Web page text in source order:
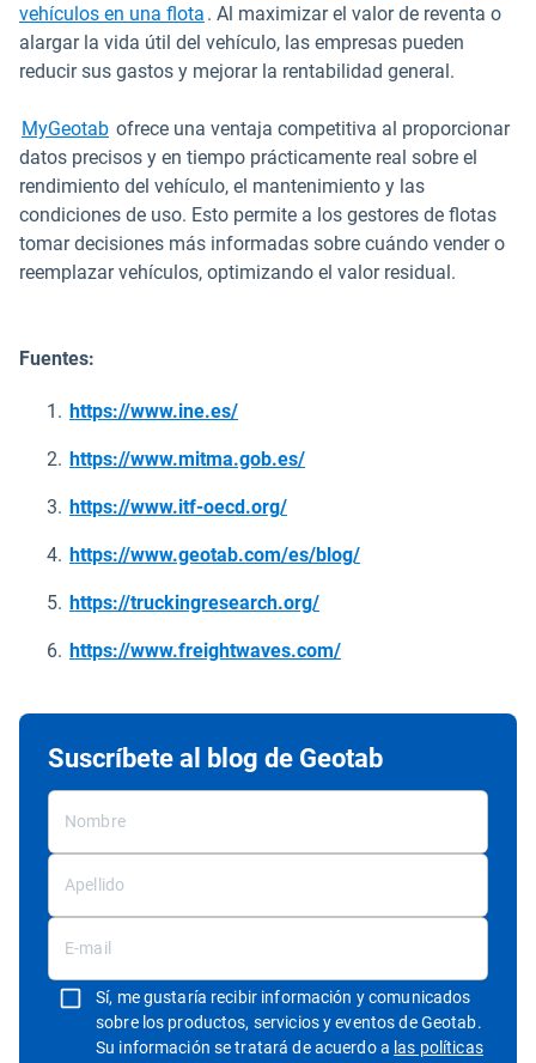
vehículos en una flota . Al maximizar el valor de reventa o
alargar la vida útil del vehículo, las empresas pueden
reducir sus gastos y mejorar la rentabilidad general.
MyGeotab ofrece una ventaja competitiva al proporcionar
datos precisos y en tiempo prácticamente real sobre el
rendimiento del vehículo, el mantenimiento y las
condiciones de uso. Esto permite a los gestores de flotas
tomar decisiones más informadas sobre cuándo vender o
reemplazar vehículos, optimizando el valor residual.
Fuentes:
https://www.ine.es/Abrir en una nueva ventana
https://www.mitma.gob.es/Abrir en una nueva ventana
https://www.itf-oecd.org/Abrir en una nueva ventana
https://www.geotab.com/es/blog/
https://truckingresearch.org/Abrir en una nueva
https://www.freightwaves.com/Abrir en una nueva
Suscríbete al blog de Geotab
Sí, me gustaría recibir información y comunicados
sobre los productos, servicios y eventos de Geotab.
Su información se tratará de acuerdo a las políticas